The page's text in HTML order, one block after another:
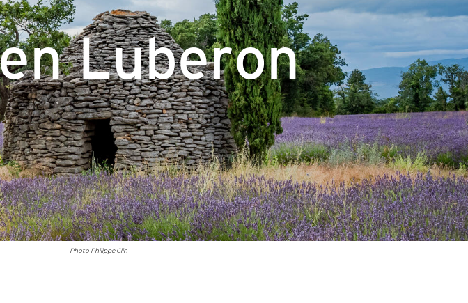
Luberon
Activités Culture Patrimoine Randonnées en famille
Clin